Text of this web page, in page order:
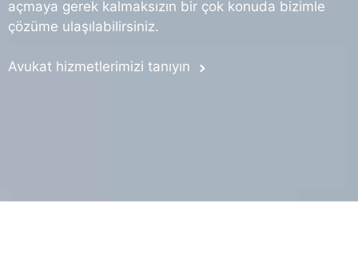
açmaya gerek kalmaksızın bir çok konuda bizimle
çözüme ulaşılabilirsiniz.
Avukat hizmetlerimizi tanıyın